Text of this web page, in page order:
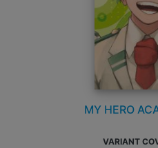
MY HERO
VARIANT